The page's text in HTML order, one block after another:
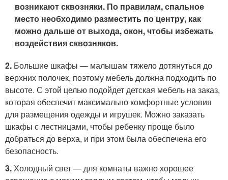
возникают сквозняки. По правилам, спальное
место необходимо разместить по центру, как
можно дальше от выхода, окон, чтобы избежать
воздействия сквозняков.
2. Большие шкафы — малышам тяжело дотянуться до
верхних полочек, поэтому мебель должна подходить по
высоте. С этой целью подойдет детская мебель на заказ,
которая обеспечит максимально комфортные условия
для размещения одежды и игрушек. Можно заказать
шкафы с лестницами, чтобы ребенку проще было
добраться до верха, и при этом была обеспечена его
безопасность.
3. Холодный свет — для комнаты важно хорошее